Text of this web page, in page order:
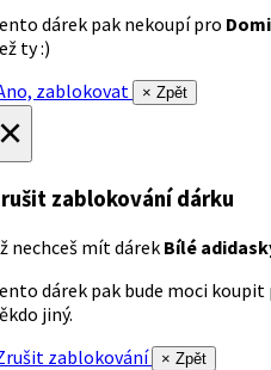
dárek pak nekoupí pro
ty :)
zablokovat
× Zpět
zablokování dárku
nechceš mít dárek Bílé
dárek pak bude moci koupit
jiný.
zablokování
× Zpět